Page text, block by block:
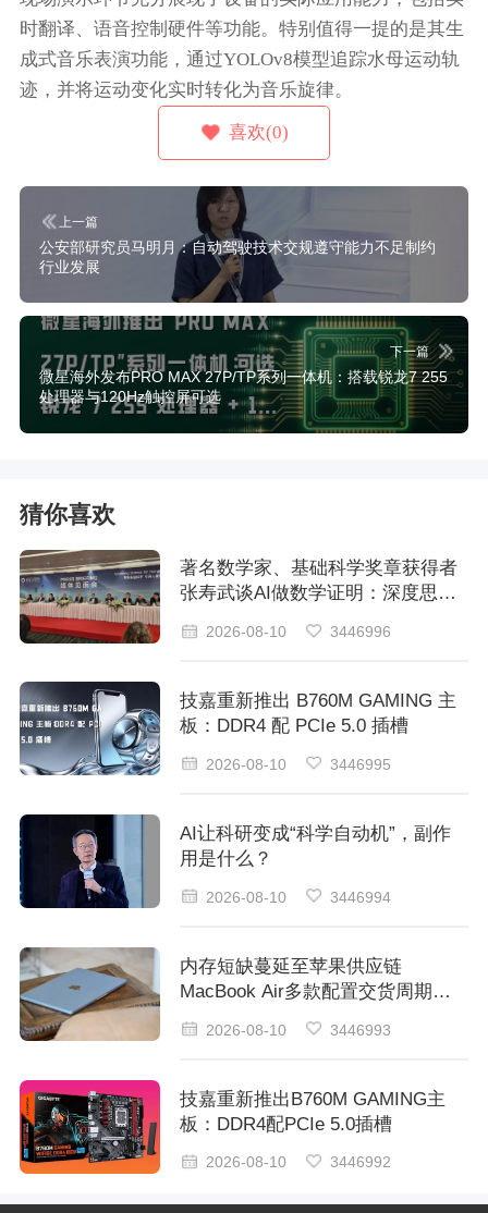
时翻译、语音控制硬件等功能。特别值得一提的是其生
成式音乐表演功能，通过YOLOv8模型追踪水母运动轨
迹，并将运动变化实时转化为音乐旋律。
喜欢(0)
上一篇
公安部研究员马明月：自动驾驶技术交规遵守能力不足制约
行业发展
下一篇
微星海外发布PRO MAX 27P/TP系列一体机：搭载锐龙7 255
处理器与120Hz触控屏可选
猜你喜欢
著名数学家、基础科学奖章获得者
张寿武谈AI做数学证明：深度思考
2026-08-10 3446996
技嘉重新推出 B760M GAMING 主
板：DDR4 配 PCIe 5.0 插槽
2026-08-10 3446995
AI让科研变成“科学自动机”，副作
用是什么？
2026-08-10 3446994
内存短缺蔓延至苹果供应链
MacBook Air多款配置交货周期拉
长
2026-08-10 3446993
技嘉重新推出B760M GAMING主
板：DDR4配PCIe 5.0插槽
2026-08-10 3446992